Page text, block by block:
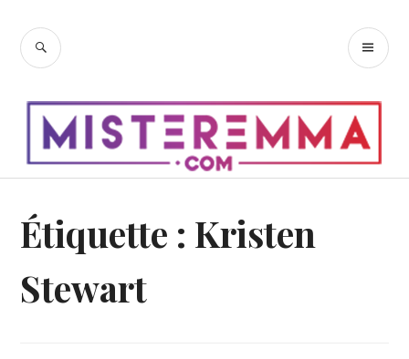
contenu
RECHERCHE
Étiquette : Kristen
Stewart